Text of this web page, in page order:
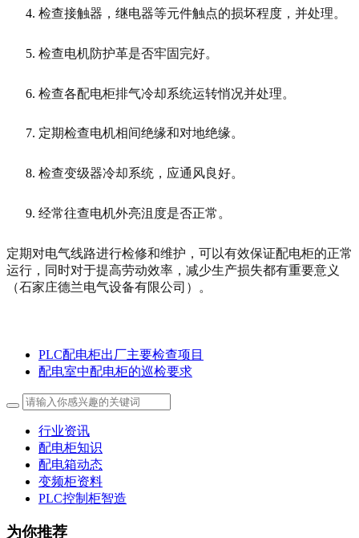
检查接触器，继电器等元件触点的损坏程度，并处理。
检查电机防护革是否牢固完好。
检查各配电柜排气冷却系统运转悄况并处理。
定期检查电机相间绝缘和对地绝缘。
检查变级器冷却系统，应通风良好。
经常往查电机外亮沮度是否正常。
定期对电气线路进行检修和维护，可以有效保证配电柜的正常
运行，同时对于提高劳动效率，减少生产损失都有重要意义
（石家庄德兰电气设备有限公司）。
PLC配电柜出厂主要检查项目
配电室中配电柜的巡检要求
行业资讯
配电柜知识
配电箱动态
变频柜资料
PLC控制柜智造
为你推荐